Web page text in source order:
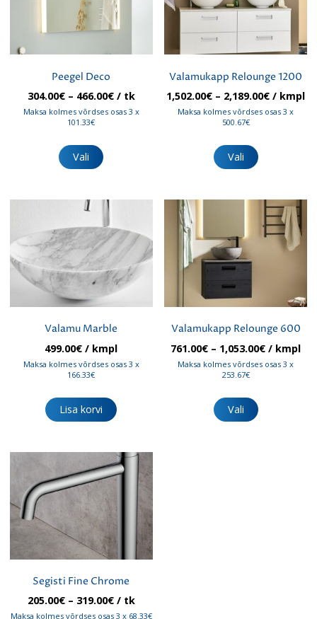
Peegel Deco
304.00€ – 466.00€Hinnavahemik:
304.00€
/ tk
Maksa kolmes võrdses osas 3 x
101.33€
Vali
tootel
Valikuid
saab
teha
tootelehel.
Valamukapp Relounge 1200
1,502.00€ – 2,189.00€
1,502.00€
/ kmpl
Maksa kolmes võrdses osas 3 x
500.67€
Vali
tootel
Valikuid
saab
teha
tootelehel.
Valamu Marble
499.00€ / kmpl
Maksa kolmes võrdses osas 3 x
166.33€
Lisa korvi
Valamukapp Relounge 600
761.00€ – 1,053.00€
761.00€
/ kmpl
Maksa kolmes võrdses osas 3 x
253.67€
Vali
tootel
Segisti Fine Chrome
205.00€ – 319.00€Hinnavahemik:
205.00€
/ tk
Maksa kolmes võrdses osas 3 x 68.33€